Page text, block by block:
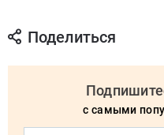
Поделиться
с самыми